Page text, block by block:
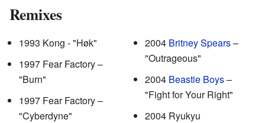
Remixes
1993 Kong - "Høk"
1997 Fear Factory –
"Burn"
1997 Fear Factory –
"Cyberdyne"
2004 Britney Spears–
"Outrageous"
2004 Beastie Boys–
"Fight for Your Right"
2004 Ryukyu